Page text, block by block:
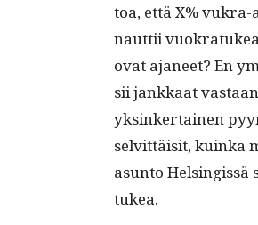
toa, että X% vukra-
naut­tii
ovat aja­neet? En
sii jankkaat
yksinker­tainen
selvit­täisit, kuin­ka
asun­to Helsingis­sä
tukea.